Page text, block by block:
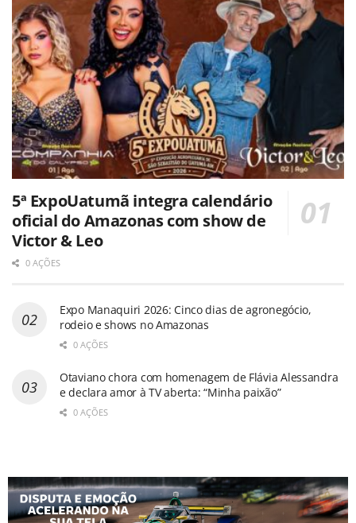
5ª ExpoUatumã integra calendário
oficial do Amazonas com show de
Victor & Leo
0 AÇÕES
Expo Manaquiri 2026: Cinco dias de agronegócio,
rodeio e shows no Amazonas
0 AÇÕES
Otaviano chora com homenagem de Flávia Alessandra
e declara amor à TV aberta: “Minha paixão”
0 AÇÕES